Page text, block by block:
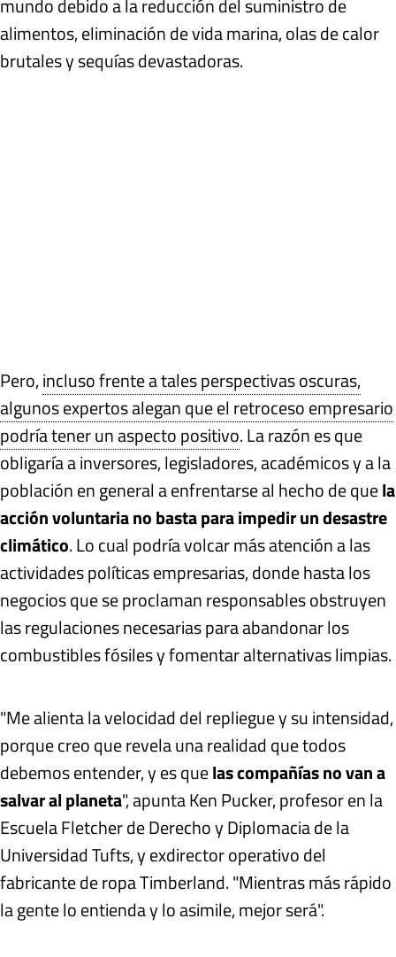
alimentos, eliminación de vida marina, olas de calor
brutales y sequías devastadoras.
Pero,incluso frente a tales perspectivas oscuras,
algunos expertos alegan que el retroceso empresario
podría tener un aspecto positivo. La razón es que
obligaría a inversores, legisladores, académicos y a la
población en general a enfrentarse al hecho de quela
acción voluntaria no basta para impedir un desastre
climático. Lo cual podría volcar más atención a las
actividades políticas empresarias, donde hasta los
negocios que se proclaman responsables obstruyen
las regulaciones necesarias para abandonar los
combustibles fósiles y fomentar alternativas limpias.
"Me alienta la velocidad del repliegue y su intensidad,
porque creo que revela una realidad que todos
debemos entender, y es quelas compañías no van a
salvar al planeta", apunta Ken Pucker, profesor en la
Escuela Fletcher de Derecho y Diplomacia de la
Universidad Tufts, y exdirector operativo del
fabricante de ropa Timberland. "Mientras más rápido
la gente lo entienda y lo asimile, mejor será".